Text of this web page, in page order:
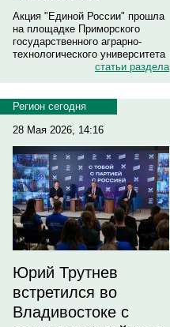
Акция "Единой России" прошла
на площадке Приморского
государственного аграрно-
технологического университета
статьи раздела
Регион сегодня
28 Мая 2026, 14:16
Юрий Трутнев
встретился во
Владивостоке с